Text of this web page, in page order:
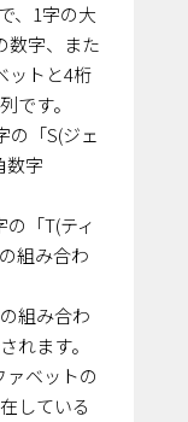
、1字の大
数字、また
ットと4桁
です。
「S(ジェ
数字
「T(ティ
組み合わ
組み合わ
れます。
ベットの
している